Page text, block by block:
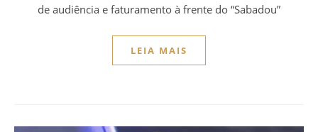
de audiência e faturamento à frente do “Sabadou”
LEIA MAIS